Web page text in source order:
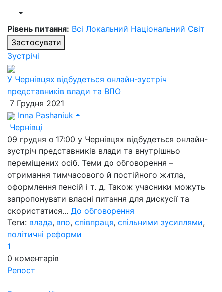
Рівень питання: Всі Локальний Національний Світ
Застосувати
Зустрічі
У Чернівцях відбудеться онлайн-зустріч
представників влади та ВПО
7 Грудня 2021
Inna Pashaniuk
Чернівці
09 грудня о 17:00 у Чернівцях відбудеться онлайн-
зустріч представників влади та внутрішньо
переміщених осіб. Теми до обговорення –
отримання тимчасового й постійного житла,
оформлення пенсій і т. д. Також учасники можуть
запропонувати власні питання для дискусії та
скористатися... До обговорення
Теги: влада, впо, співпраця, спільними зусиллями,
політичні реформи
1
0 коментарів
Репост